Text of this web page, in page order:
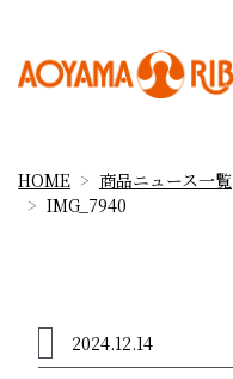
HOME 商品ニュース一覧
IMG_7940
2024.12.14